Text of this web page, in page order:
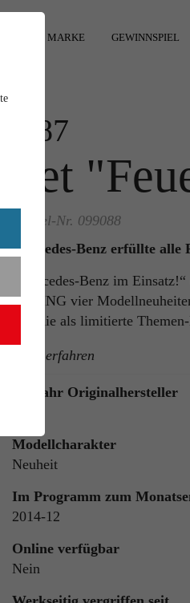
IHRE MARKE GEWINNSPIEL
1:87
Set
Artikel-Nr. 099088
Mercedes-Benz erfüllte alle
„Mercedes-Benz im
WIKING vier
vor, die als limitierte
mehr erfahren
Baujahr Originalhersteller
Modellcharakter
Neuheit
Im Programm zum
2014-12
Online verfügbar
Nein